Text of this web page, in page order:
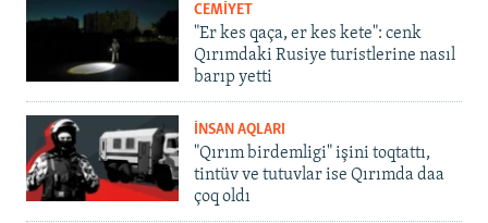
CEMİYET
"Er kes qaça, er kes kete": cenk
Qırımdaki Rusiye turistlerine nasıl
barıp yetti
İNSAN AQLARI
"Qırım birdemligi" işini toqtattı,
tintüv ve tutuvlar ise Qırımda daa
çoq oldı